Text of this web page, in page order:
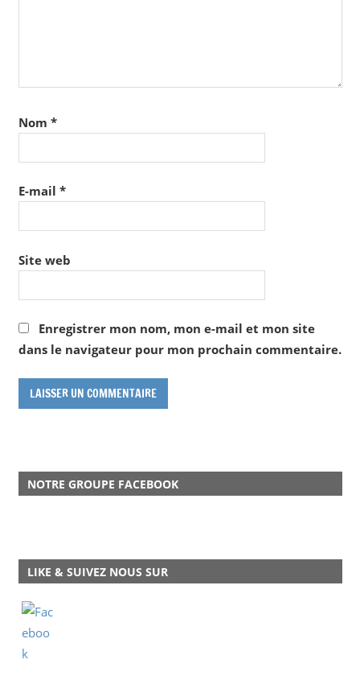
Nom *
E-mail *
Site web
Enregistrer mon nom, mon e-mail et mon site
dans le navigateur pour mon prochain commentaire.
NOTRE GROUPE FACEBOOK
LIKE & SUIVEZ NOUS SUR